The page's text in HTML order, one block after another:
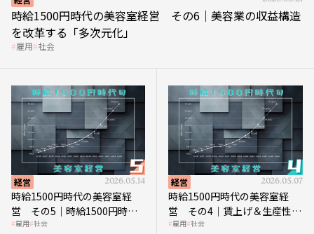
時給1500円時代の美容室経営 その6｜美容業の収益構造
を改革する「多次元化」
雇用 社会
経営 2026.05.14
時給1500円時代の美容室経
営 その5｜時給1500円時代
の到来は美容業の収益構造を
雇用 社会
経営 2026.05.07
時給1500円時代の美容室経
営 その4｜賃上げ＆生産性向
上につなげる賢い助成金活用
雇用 社会